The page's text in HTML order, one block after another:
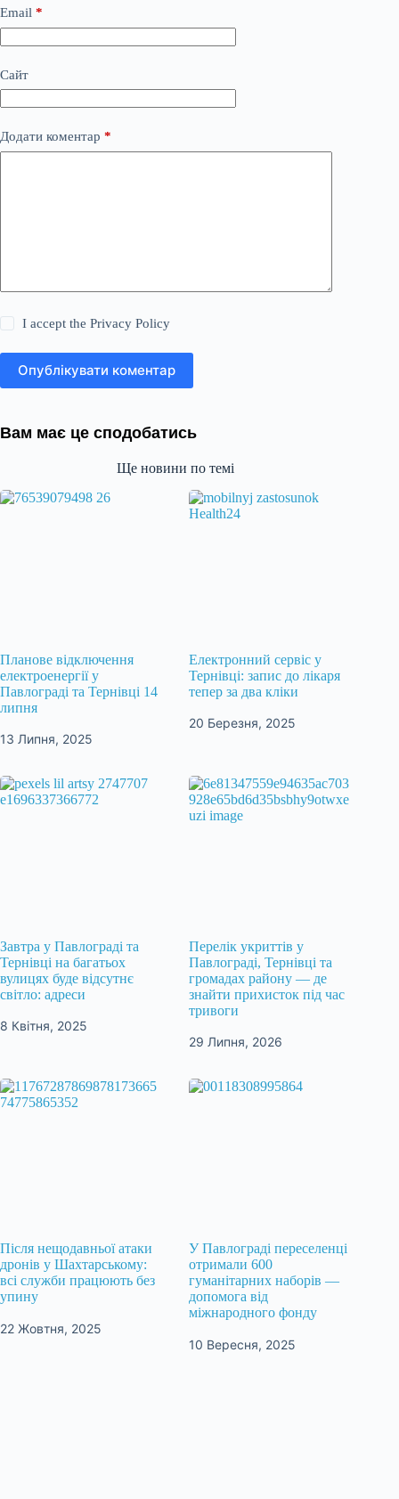
Email *
Сайт
Додати коментар *
I accept thePrivacy Policy
Опублікувати коментар
Вам має це сподобатись
Ще новини по темі
Планове відключення
електроенергії у
Павлограді та Тернівці 14
липня
13 Липня, 2025
Електронний сервіс у
Тернівці: запис до лікаря
тепер за два кліки
20 Березня, 2025
Завтра у Павлограді та
Тернівці на багатьох
вулицях буде відсутнє
світло: адреси
8 Квітня, 2025
Перелік укриттів у
Павлограді, Тернівці та
громадах району — де
знайти прихисток під час
тривоги
29 Липня, 2026
Після нещодавньої атаки
дронів у Шахтарському:
всі служби працюють без
упину
22 Жовтня, 2025
У Павлограді переселенці
отримали 600
гуманітарних наборів —
допомога від
міжнародного фонду
10 Вересня, 2025